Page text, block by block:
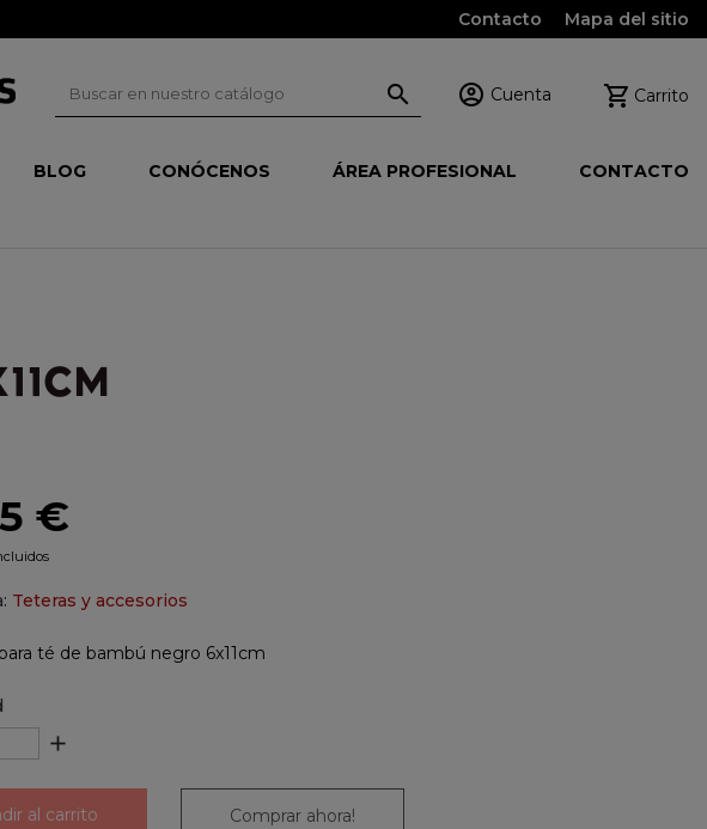
Contacto Mapa del sitio
  Cuenta  Carrito
BLOG CONÓCENOS ÁREA PROFESIONAL CONTACTO
€
Teteras y accesorios
té de bambú negro 6x11cm
add
al carrito Comprar ahora!